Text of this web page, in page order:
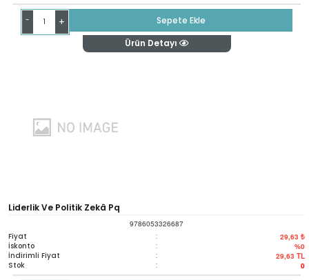
- +
Sepete Ekle
Ürün Detayı
Liderlik Ve Politik Zekâ Pq
9786053326687
Fiyat : 29,63 ₺
İskonto : %0
İndirimli Fiyat : 29,63 TL
Stok : 0